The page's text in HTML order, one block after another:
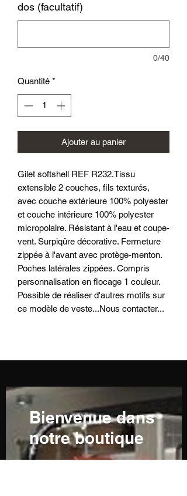
dos (facultatif)
0/40
Quantité *
Ajouter au panier
Gilet softshell REF R232.Tissu
extensible 2 couches, fils texturés,
avec couche extérieure 100% polyester
et couche intérieure 100% polyester
micropolaire. Résistant à l'eau et coupe-
vent. Surpiqûre décorative. Fermeture
zippée à l'avant avec protège-menton.
Poches latérales zippées. Compris
personnalisation en flocage 1 couleur.
Possible de réaliser d'autres motifs sur
ce modèle de veste...Nous contacter...
Bienvenue dans
notre boutique
De nombreux articles sont